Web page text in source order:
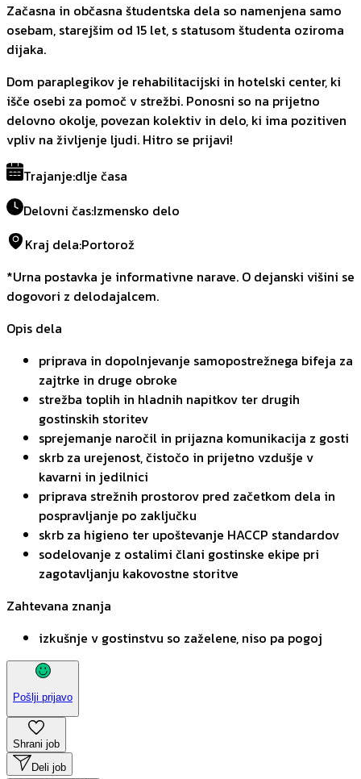
Začasna in občasna študentska dela so namenjena samo
osebam, starejšim od 15 let, s statusom študenta oziroma
dijaka.
Dom paraplegikov je rehabilitacijski in hotelski center, ki
išče osebi za pomoč v strežbi. Ponosni so na prijetno
delovno okolje, povezan kolektiv in delo, ki ima pozitiven
vpliv na življenje ljudi. Hitro se prijavi!
Trajanje:dlje časa
Delovni čas:Izmensko delo
Kraj dela:Portorož
*Urna postavka je informativne narave. O dejanski višini se
dogovori z delodajalcem.
Opis dela
priprava in dopolnjevanje samopostrežnega bifeja za
zajtrke in druge obroke
strežba toplih in hladnih napitkov ter drugih
gostinskih storitev
sprejemanje naročil in prijazna komunikacija z gosti
skrb za urejenost, čistočo in prijetno vzdušje v
kavarni in jedilnici
priprava strežnih prostorov pred začetkom dela in
pospravljanje po zaključku
skrb za higieno ter upoštevanje HACCP standardov
sodelovanje z ostalimi člani gostinske ekipe pri
zagotavljanju kakovostne storitve
Zahtevana znanja
izkušnje v gostinstvu so zaželene, niso pa pogoj
Pošlji prijavo
Shrani job
Deli job